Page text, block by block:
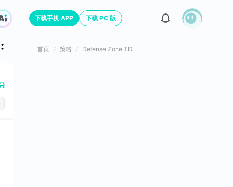
下载手机 APP 下载 PC 版
首页 策略 Defense Zone TD